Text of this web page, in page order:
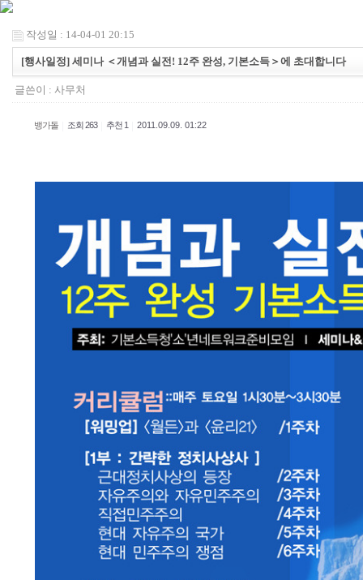
작성일 : 14-04-01 20:15
[행사일정] 세미나 ＜개념과 실전! 12주 완성, 기본소득＞에 초대합니다
글쓴이 : 사무처
뱅가돌 조회 263 추천 1 2011.09.09. 01:22